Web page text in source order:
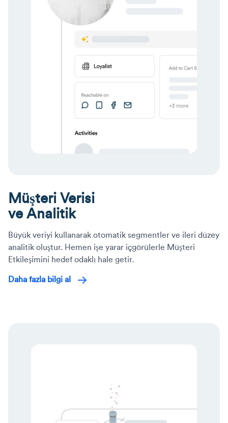
Müşteri Verisi
ve Analitik
Büyük veriyi kullanarak otomatik segmentler ve ileri düzey
analitik oluştur. Hemen işe yarar içgörülerle Müşteri
Etkileşimini hedef odaklı hale getir.
Daha fazla bilgi al